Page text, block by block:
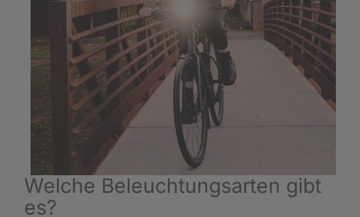
Welche Beleuchtungsarten gibt
es?